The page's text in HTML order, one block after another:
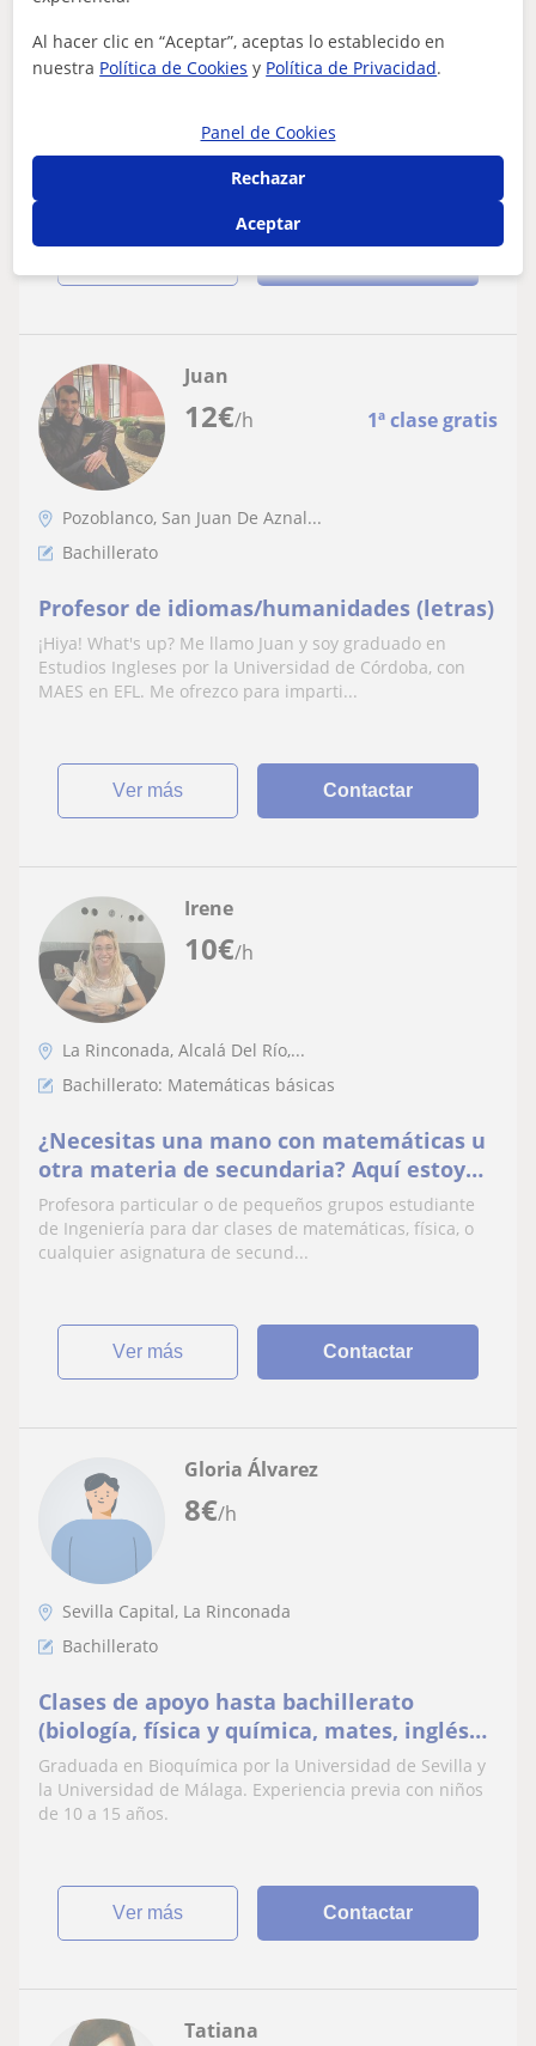
Profesor particular de humanidades
(letras)
Estudios Ingleses por la la Universidad de Córdoba, con
MAES en EFL. Me ofrezco para impa...
12€/h 1ª clase gratis
Juan
Pozoblanco, San Juan De Aznal...
Bachillerato
Profesor de idiomas/humanidades (letras)
¡Hiya! What's up? Me llamo Juan y soy graduado en
Estudios Ingleses por la Universidad de Córdoba, con
MAES en EFL. Me ofrezco para imparti...
ver más Contactar
10€/h
Irene
La Rinconada, Alcalá Del Río,...
Bachillerato: Matemáticas básicas
¿Necesitas una mano con matemáticas u
otra materia de secundaria? Aquí estoy
yo, estudiante de Ingeniería, para
ayudarte con ello.
Profesora particular o de pequeños grupos estudiante
de Ingeniería para dar clases de matemáticas, física, o
cualquier asignatura de secund...
ver más Contactar
8€/h
Gloria Álvarez
Sevilla Capital, La Rinconada
Bachillerato
Clases de apoyo hasta bachillerato
(biología, física y química, mates, inglés
sobre todo)
Graduada en Bioquímica por la Universidad de Sevilla y
la Universidad de Málaga. Experiencia previa con niños
de 10 a 15 años.
ver más Contactar
Tatiana
Al hacer clic en “Aceptar”, aceptas lo establecido en
nuestra Política de Cookies y Política de Privacidad.
Panel de Cookies
Rechazar
Aceptar